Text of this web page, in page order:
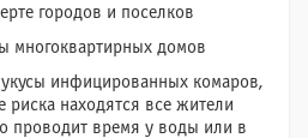
городов и поселков
многоквартирных домов
укусы инфицированных комаров,
находятся все жители
проводит время у воды или в